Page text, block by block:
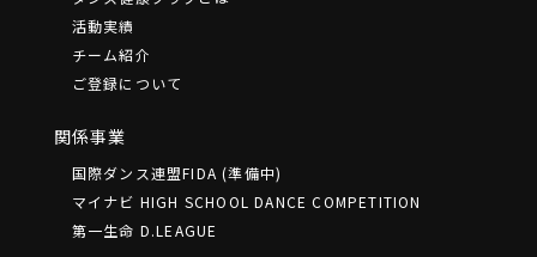
活動実績
チーム紹介
ご登録について
関係事業
国際ダンス連盟FIDA (準備中)
マイナビ HIGH SCHOOL DANCE COMPETITION
第一生命 D.LEAGUE